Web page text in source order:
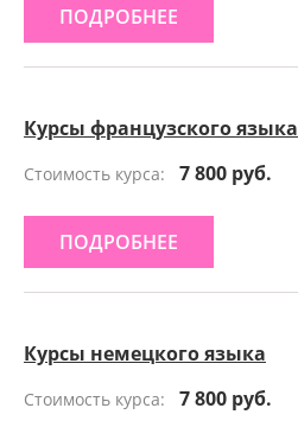
ПОДРОБНЕЕ
Курсы французского языка
Стоимость курса: 7 800 руб.
ПОДРОБНЕЕ
Курсы немецкого языка
Стоимость курса: 7 800 руб.